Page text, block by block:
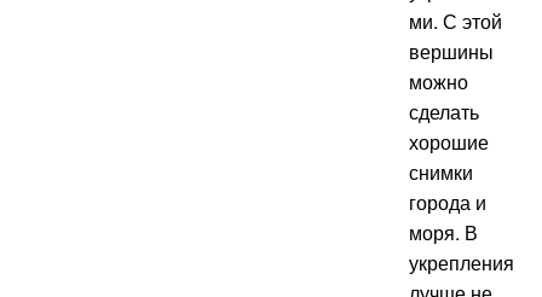
ми. С этой
вершины
можно
сделать
хорошие
снимки
города и
моря. В
укрепления